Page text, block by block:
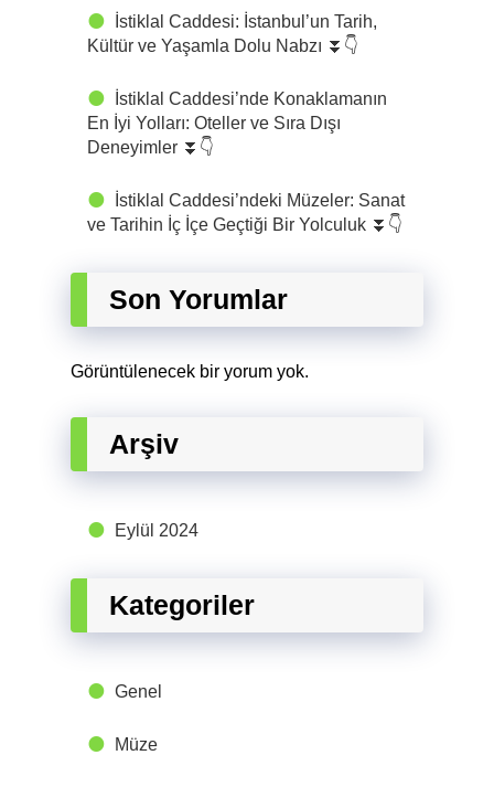
İstiklal Caddesi: İstanbul’un Tarih,
Kültür ve Yaşamla Dolu Nabzı ⏬👇
İstiklal Caddesi’nde Konaklamanın
En İyi Yolları: Oteller ve Sıra Dışı
Deneyimler ⏬👇
İstiklal Caddesi’ndeki Müzeler: Sanat
ve Tarihin İç İçe Geçtiği Bir Yolculuk ⏬👇
Son Yorumlar
Görüntülenecek bir yorum yok.
Arşiv
Eylül 2024
Kategoriler
Genel
Müze